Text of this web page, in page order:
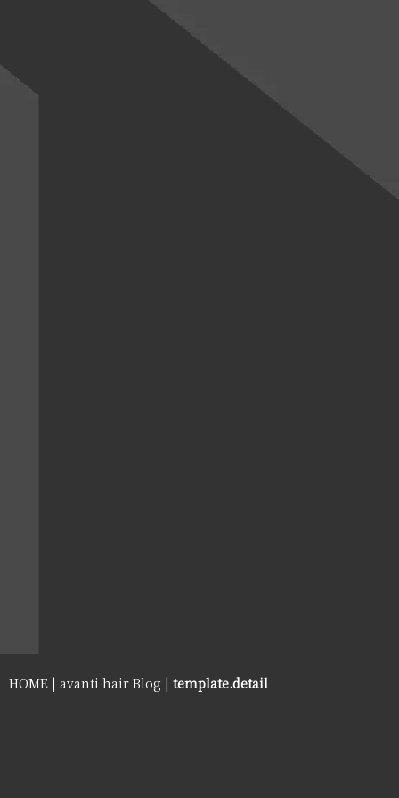
HOME | avanti hair Blog | template.detail